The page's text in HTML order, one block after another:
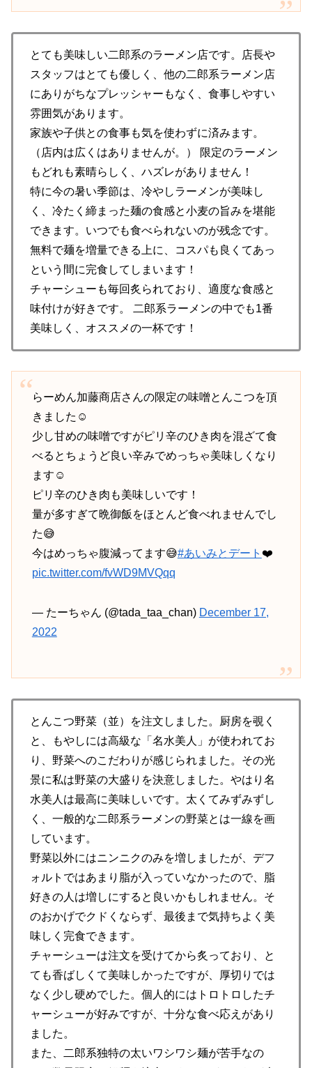
とても美味しい二郎系のラーメン店です。店長や
スタッフはとても優しく、他の二郎系ラーメン店
にありがちなプレッシャーもなく、食事しやすい
雰囲気があります。
家族や子供との食事も気を使わずに済みます。
（店内は広くはありませんが。） 限定のラーメン
もどれも素晴らしく、ハズレがありません！
特に今の暑い季節は、冷やしラーメンが美味し
く、冷たく締まった麺の食感と小麦の旨みを堪能
できます。いつでも食べられないのが残念です。
無料で麺を増量できる上に、コスパも良くてあっ
という間に完食してしまいます！
チャーシューも毎回炙られており、適度な食感と
味付けが好きです。 二郎系ラーメンの中でも1番
美味しく、オススメの一杯です！
らーめん加藤商店さんの限定の味噌とんこつを頂
きました☺️
少し甘めの味噌ですがピリ辛のひき肉を混ざて食
べるとちょうど良い辛みでめっちゃ美味しくなり
ます☺️
ピリ辛のひき肉も美味しいです！
量が多すぎて晩御飯をほとんど食べれませんでし
た😅
今はめっちゃ腹減ってます😅#あいみとデート ❤️
pic.twitter.com/fvWD9MVQqq
— たーちゃん (@tada_taa_chan) December 17,
2022
とんこつ野菜（並）を注文しました。厨房を覗く
と、もやしには高級な「名水美人」が使われてお
り、野菜へのこだわりが感じられました。その光
景に私は野菜の大盛りを決意しました。やはり名
水美人は最高に美味しいです。太くてみずみずし
く、一般的な二郎系ラーメンの野菜とは一線を画
しています。
野菜以外にはニンニクのみを増しましたが、デフ
ォルトではあまり脂が入っていなかったので、脂
好きの人は増しにすると良いかもしれません。そ
のおかげでクドくならず、最後まで気持ちよく美
味しく完食できます。
チャーシューは注文を受けてから炙っており、と
ても香ばしくて美味しかったですが、厚切りでは
なく少し硬めでした。個人的にはトロトロしたチ
ャーシューが好みですが、十分な食べ応えがあり
ました。
また、二郎系独特の太いワシワシ麺が苦手なの